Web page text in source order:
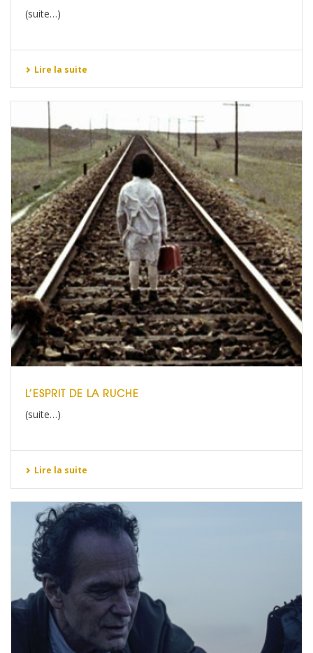
(suite…)
Lire la suite
L’ESPRIT DE LA RUCHE
(suite…)
Lire la suite